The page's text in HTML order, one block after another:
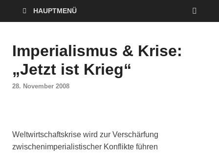
HAUPTMENÜ
Imperialismus & Krise:
„Jetzt ist Krieg“
28. November 2008
Weltwirtschaftskrise wird zur Verschärfung
zwischenimperialistischer Konflikte führen